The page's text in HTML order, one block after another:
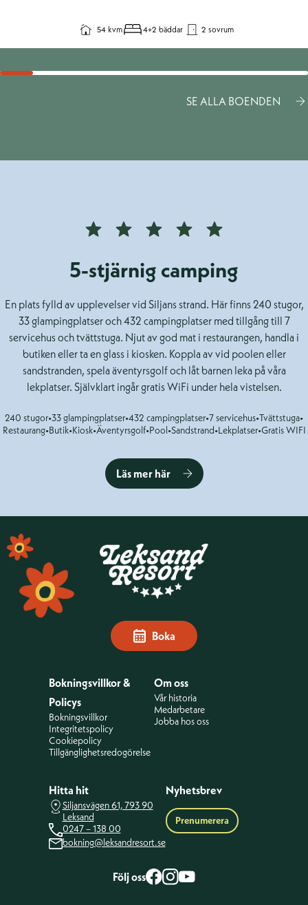
54 kvm 4+2 bäddar 2 sovrum
SE ALLA BOENDEN
5-stjärnig camping
En plats fylld av upplevelser vid Siljans strand. Här finns 240 stugor,
33 glampingplatser och 432 campingplatser med tillgång till 7
servicehus och tvättstuga. Njut av god mat i restaurangen, handla i
butiken eller ta en glass i kiosken. Koppla av vid poolen eller
sandstranden, spela äventyrsgolf och låt barnen leka på våra
lekplatser. Självklart ingår gratis WiFi under hela vistelsen.
240 stugor•33 glampingplatser•432 campingplatser•7 servicehus•Tvättstuga•
Restaurang•Butik•Kiosk•Äventyrsgolf•Pool•Sandstrand•Lekplatser•Gratis WIFI
Läs mer här
Sidfot
Boka
Bokningsvillkor &
Policys
Bokningsvillkor
Integritetspolicy
Cookiepolicy
Tillgänglighetsredogörelse
Om oss
Vår historia
Medarbetare
Jobba hos oss
Hitta hit
Siljansvägen 61, 793 90
Leksand
0247 – 138 00
bokning@leksandresort.se
Nyhetsbrev
Prenumerera
Följ ossfacebook
Instagram
Youtube